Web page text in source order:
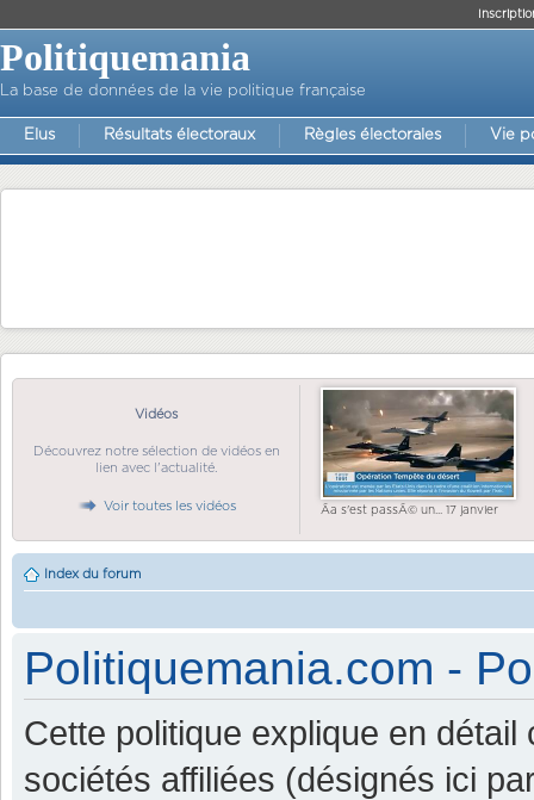
Politiquemania
La base de données de la vie politique française
Elus Résultats électoraux Règles électorales Vie
Vidéos
Découvrez notre sélection de vidéos en
lien avec l'actualité.
Voir toutes les vidéos Ãa s'est passÃ© un... 17 janvier
Index du forum
Politiquemania.com -
Cette politique explique en détail
sociétés affiliées (désignés ici par